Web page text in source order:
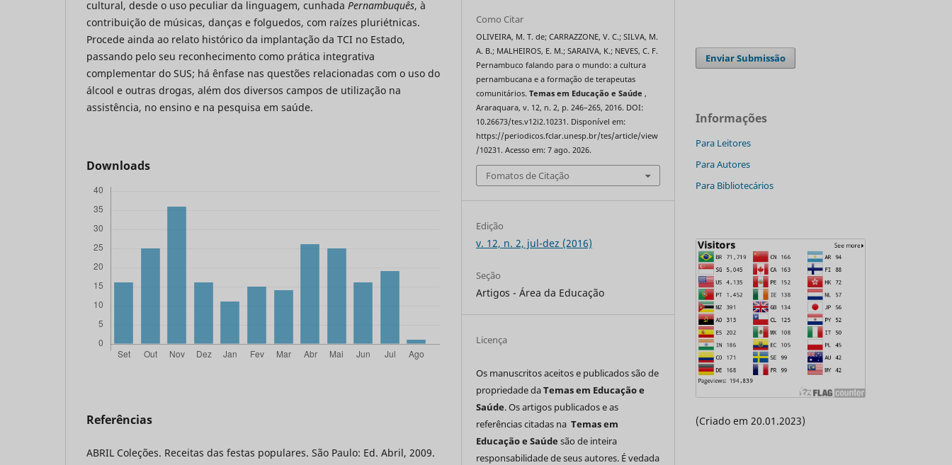
cultural, desde o uso peculiar da linguagem, cunhada Pernambuquês, à
contribuição de músicas, danças e folguedos, com raízes pluriétnicas.
Procede ainda ao relato histórico da implantação da TCI no Estado,
passando pelo seu reconhecimento como prática integrativa
complementar do SUS; há ênfase nas questões relacionadas com o uso do
álcool e outras drogas, além dos diversos campos de utilização na
assistência, no ensino e na pesquisa em saúde.
Downloads
Referências
ABRIL Coleções. Receitas das festas populares. São Paulo: Ed. Abril, 2009.
Como Citar
OLIVEIRA, M. T. de; CARRAZZONE, V. C.; SILVA, M.
A. B.; MALHEIROS, E. M.; SARAIVA, K.; NEVES, C. F.
Pernambuco falando para o mundo: a cultura
pernambucana e a formação de terapeutas
comunitários.Temas em Educação e Saúde,
Araraquara, v. 12, n. 2, p. 246–265, 2016. DOI:
10.26673/tes.v12i2.10231. Disponível em:
https://periodicos.fclar.unesp.br/tes/article/view
/10231. Acesso em: 7 ago. 2026.
Fomatos de Citação
Edição
v. 12, n. 2, jul-dez (2016)
Seção
Artigos - Área da Educação
Licença
Os manuscritos aceitos e publicados são de
propriedade daTemas em Educação e
Saúde. Os artigos publicados e as
referências citadas naTemas em
Educação e Saúde são de inteira
responsabilidade de seus autores. É vedada
Enviar Submissão
Informações
Para Leitores
Para Autores
Para Bibliotecários
(Criado em 20.01.2023)